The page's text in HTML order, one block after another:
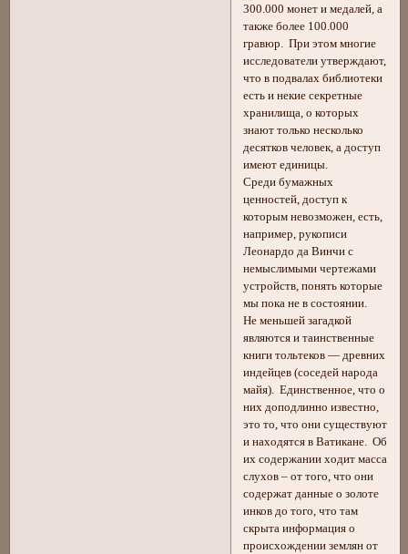
300.000 монет и медалей, а
также более 100.000
гравюр. При этом многие
исследователи утверждают,
что в подвалах библиотеки
есть и некие секретные
хранилища, о которых
знают только несколько
десятков человек, а доступ
имеют единицы.
Среди бумажных
ценностей, доступ к
которым невозможен, есть,
например, рукописи
Леонардо да Винчи с
немыслимыми чертежами
устройств, понять которые
мы пока не в состоянии.
Не меньшей загадкой
являются и таинственные
книги тольтеков — древних
индейцев (соседей народа
майя). Единственное, что о
них доподлинно известно,
это то, что они существуют
и находятся в Ватикане. Об
их содержании ходит масса
слухов – от того, что они
содержат данные о золоте
инков до того, что там
скрыта информация о
происхождении землян от